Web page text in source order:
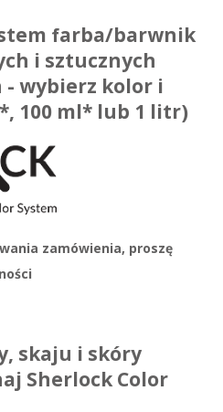
farba/barwnik
i sztucznych
wybierz kolor i
100 ml* lub 1 litr)
zamówienia, proszę
skaju i skóry
Sherlock Color